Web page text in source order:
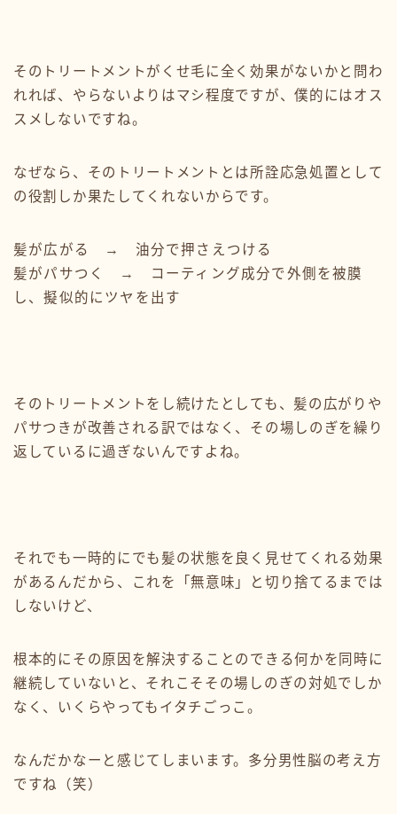
そのトリートメントがくせ毛に全く効果がないかと問わ
れれば、やらないよりはマシ程度ですが、僕的にはオス
スメしないですね。
なぜなら、そのトリートメントとは所詮応急処置として
の役割しか果たしてくれないからです。
髪が広がる → 油分で押さえつける
髪がパサつく → コーティング成分で外側を被膜
し、擬似的にツヤを出す
そのトリートメントをし続けたとしても、髪の広がりや
パサつきが改善される訳ではなく、その場しのぎを繰り
返しているに過ぎないんですよね。
それでも一時的にでも髪の状態を良く見せてくれる効果
があるんだから、これを「無意味」と切り捨てるまでは
しないけど、
根本的にその原因を解決することのできる何かを同時に
継続していないと、それこそその場しのぎの対処でしか
なく、いくらやってもイタチごっこ。
なんだかなーと感じてしまいます。多分男性脳の考え方
ですね（笑）